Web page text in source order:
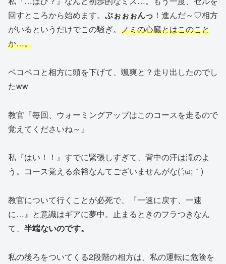
回すところから始めます。 ぶぉぉぉんっ ！進んだ～♡相方
がいるというだけでこの騒ぎ。 ノミの心臓とはこのこと
か…。
ペコペコと相方に頭を下げて、颯爽と？走り出したのでし
たww
教官『毎回、ウォーミングアップはこのコースを走るので
覚えてくださいね～』
私『はい！！』すでに緊張しすぎて、背中の汗は滝のよ
う。コース覚える余裕なんてございませんがな(´;ω;｀)
教官について行くことが必死で、『一速に戻す、一速
に…』と意識はギアに夢中。止まるときのフラつきなん
て、 半端ないのです。
私の後ろをついてくる2段階の相方は、私の運転に危険を